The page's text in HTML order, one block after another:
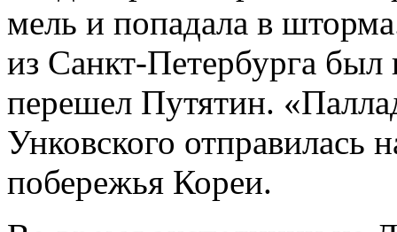
мель и попадала в
из Санкт-Петербурга был
перешел Путятин.
Унковского отправилась
побережья Кореи.